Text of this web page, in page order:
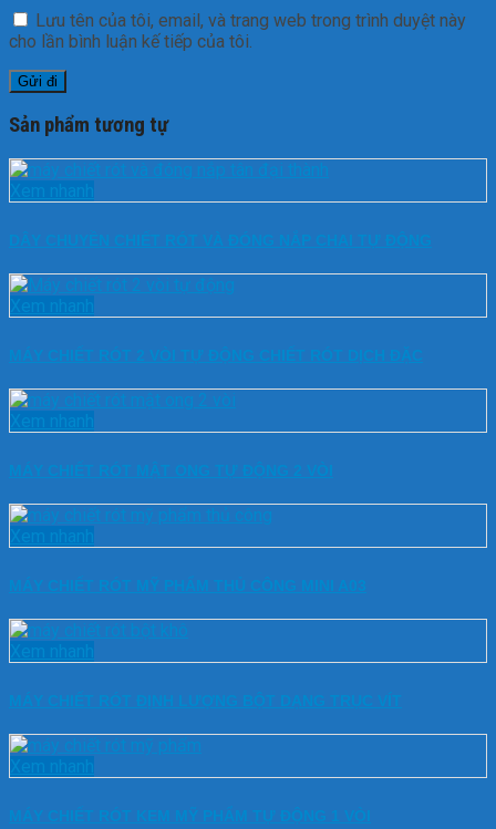
Lưu tên của tôi, email, và trang web trong trình duyệt này
cho lần bình luận kế tiếp của tôi.
Sản phẩm tương tự
DÂY CHUYỀN CHIẾT RÓT VÀ ĐÓNG NẮP CHAI TỰ ĐỘNG
MÁY CHIẾT RÓT 2 VÒI TỰ ĐỘNG CHIẾT RÓT DỊCH ĐẶC
MÁY CHIẾT RÓT MẬT ONG TỰ ĐỘNG 2 VÒI
MÁY CHIẾT RÓT MỸ PHẨM THỦ CÔNG MINI A03
MÁY CHIẾT RÓT ĐỊNH LƯỢNG BỘT DẠNG TRỤC VÍT
MÁY CHIẾT RÓT KEM MỸ PHẨM TỰ ĐỘNG 1 VÒI